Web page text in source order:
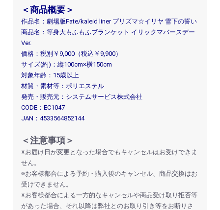
＜商品概要＞
作品名：劇場版Fate/kaleid liner プリズマ☆イリヤ 雪下の誓い
商品名：等身大もふもふブランケット イリックマバースデー
Ver.
価格：税別￥9,000（税込￥9,900）
サイズ(約)：縦100cm×横150cm
対象年齢：15歳以上
材質・素材等：ポリエステル
発売・販売元：システムサービス株式会社
CODE：EC1047
JAN：4533564852144
＜注意事項＞
※お届け日が変更となった場合でもキャンセルはお受けできま
せん。
※お客様都合による予約・購入後のキャンセル、商品交換はお
受けできません。
※お客様都合による一方的なキャンセルや商品受け取り拒否等
があった場合、それ以降は弊社とのお取り引き等をお断りさ